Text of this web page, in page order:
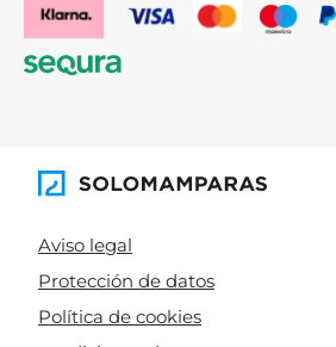
Aviso legal
Protección de datos
Política de cookies